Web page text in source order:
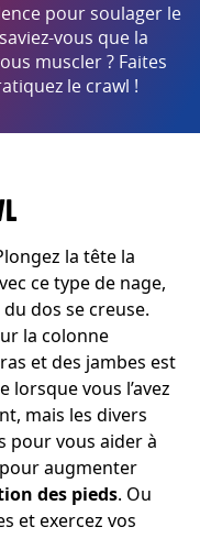
pour soulager le
vous que la
muscler ? Faites
le crawl !
la tête la
ce type de nage,
dos se creuse.
la colonne
et des jambes est
vous l’avez
mais les divers
pour vous aider à
augmenter
des pieds. Ou
et exercez vos